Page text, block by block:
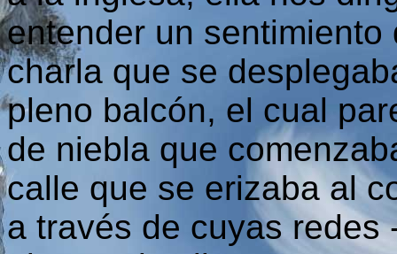
entender un
charla que se
pleno balcón, el cual
de niebla que
calle que se erizaba al
a través de cuyas redes